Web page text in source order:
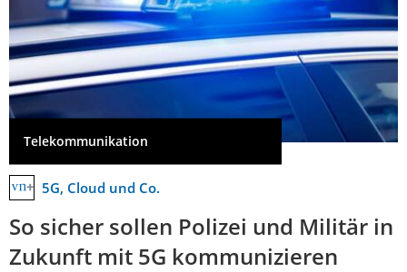
Telekommunikation
5G, Cloud und Co.
So sicher sollen Polizei und Militär in
Zukunft mit 5G kommunizieren